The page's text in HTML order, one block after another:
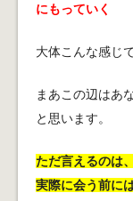
にもっていく
大体こんな感じ
まあこの辺はあ
と思います。
ただ言えるのは
実際に会う前に